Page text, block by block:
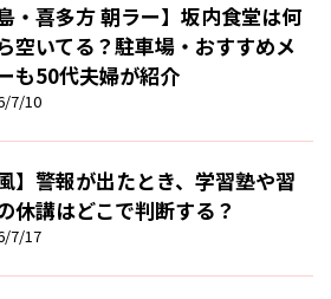
島・喜多方 朝ラー】坂内食堂は何
空いてる？駐車場・おすすめメ
も50代夫婦が紹介
7/10
風】警報が出たとき、学習塾や習
休講はどこで判断する？
7/17